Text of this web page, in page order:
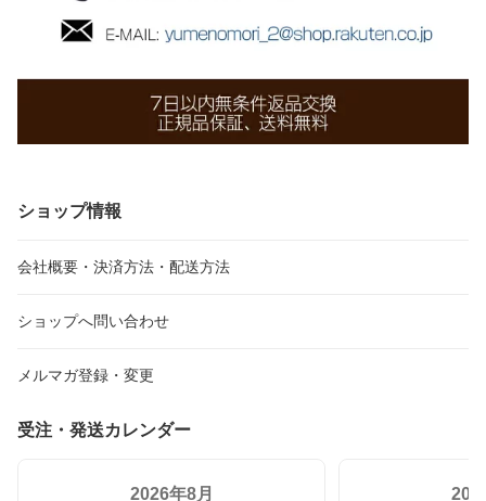
ショップ情報
会社概要・決済方法・配送方法
ショップへ問い合わせ
メルマガ登録・変更
受注・発送カレンダー
2026年8月